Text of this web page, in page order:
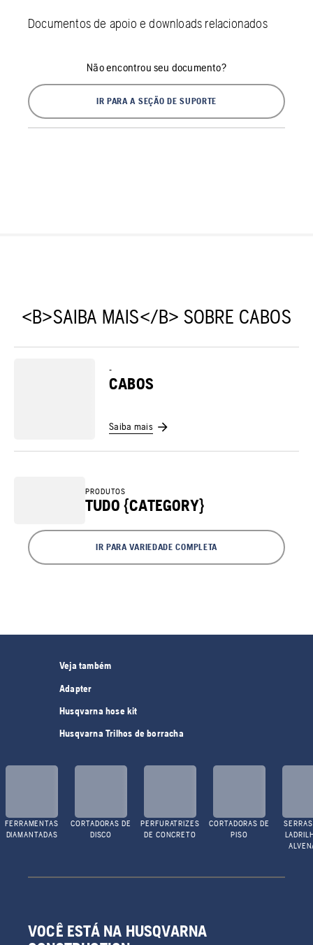
Documentos de apoio e downloads relacionados
Não encontrou seu documento?
IR PARA A SEÇÃO DE SUPORTE
<B>SAIBA MAIS</B> SOBRE CABOS
-
CABOS
Saiba mais
PRODUTOS
TUDO {CATEGORY}
IR PARA VARIEDADE COMPLETA
Veja também
Adapter
Husqvarna hose kit
Husqvarna Trilhos de borracha
FERRAMENTAS
DIAMANTADAS
CORTADORAS DE
DISCO
PERFURATRIZES
DE CONCRETO
CORTADORAS DE
PISO
VOCÊ ESTÁ NA HUSQVARNA